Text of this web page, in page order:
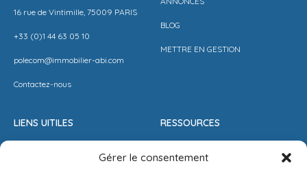
Gérer le consentement
16 rue de Vintimille, 75009 PARIS
+33 (0)1 44 63 05 10
polecom@immobilier-abi.com
Contactez-nous
BLOG
METTRE EN GESTION
LIENS UITILES RESSOURCES